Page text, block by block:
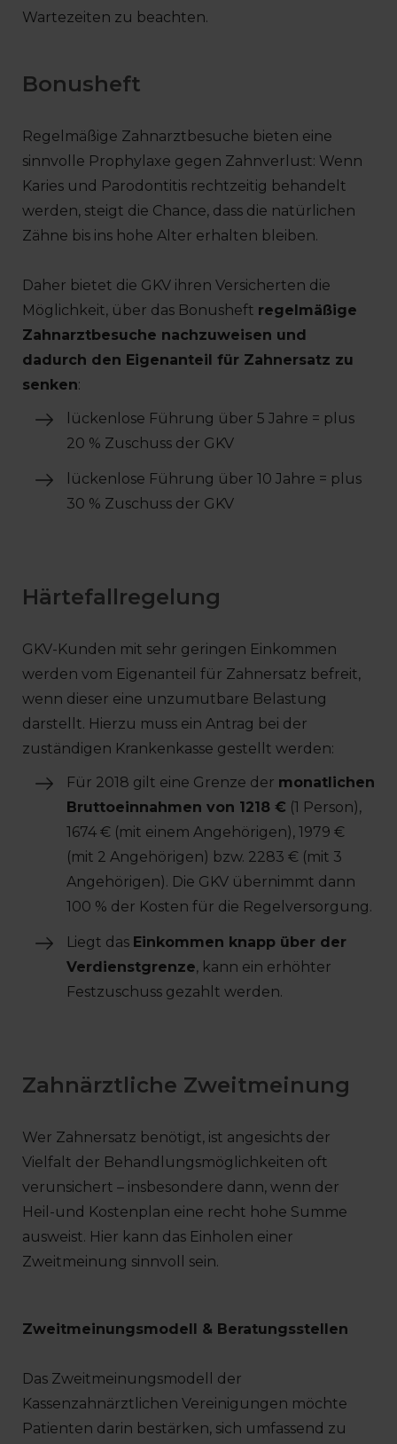
Wartezeiten zu beachten.
Bonusheft
Regelmäßige Zahnarztbesuche bieten eine
sinnvolle Prophylaxe gegen Zahnverlust: Wenn
Karies und Parodontitis rechtzeitig behandelt
werden, steigt die Chance, dass die natürlichen
Zähne bis ins hohe Alter erhalten bleiben.
Daher bietet die GKV ihren Versicherten die
Möglichkeit, über das Bonusheft regelmäßige
Zahnarztbesuche nachzuweisen und
dadurch den Eigenanteil für Zahnersatz zu
senken:
lückenlose Führung über 5 Jahre = plus
20 % Zuschuss der GKV
lückenlose Führung über 10 Jahre = plus
30 % Zuschuss der GKV
Härtefallregelung
GKV-Kunden mit sehr geringen Einkommen
werden vom Eigenanteil für Zahnersatz befreit,
wenn dieser eine unzumutbare Belastung
darstellt. Hierzu muss ein Antrag bei der
zuständigen Krankenkasse gestellt werden:
Für 2018 gilt eine Grenze der monatlichen
Bruttoeinnahmen von 1218 € (1 Person),
1674 € (mit einem Angehörigen), 1979 €
(mit 2 Angehörigen) bzw. 2283 € (mit 3
Angehörigen). Die GKV übernimmt dann
100 % der Kosten für die Regelversorgung.
Liegt das Einkommen knapp über der
Verdienstgrenze, kann ein erhöhter
Festzuschuss gezahlt werden.
Zahnärztliche Zweitmeinung
Wer Zahnersatz benötigt, ist angesichts der
Vielfalt der Behandlungsmöglichkeiten oft
verunsichert – insbesondere dann, wenn der
Heil-und Kostenplan eine recht hohe Summe
ausweist. Hier kann das Einholen einer
Zweitmeinung sinnvoll sein.
Zweitmeinungsmodell & Beratungsstellen
Das Zweitmeinungsmodell der
Kassenzahnärztlichen Vereinigungen möchte
Patienten darin bestärken, sich umfassend zu